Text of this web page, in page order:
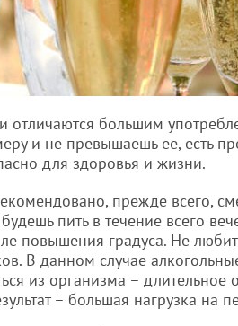
отличаются большим
и не превышаешь ее, есть
для здоровья и жизни.
прежде всего,
пить в течение всего
повышения градуса. Не
В данном случае
из организма –
– большая нагрузка на